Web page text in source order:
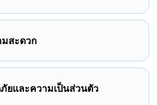
มสะดวก
ยและความเป็นส่วนตัว